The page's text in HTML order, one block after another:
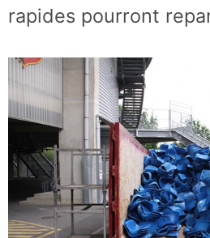
rapides pourront